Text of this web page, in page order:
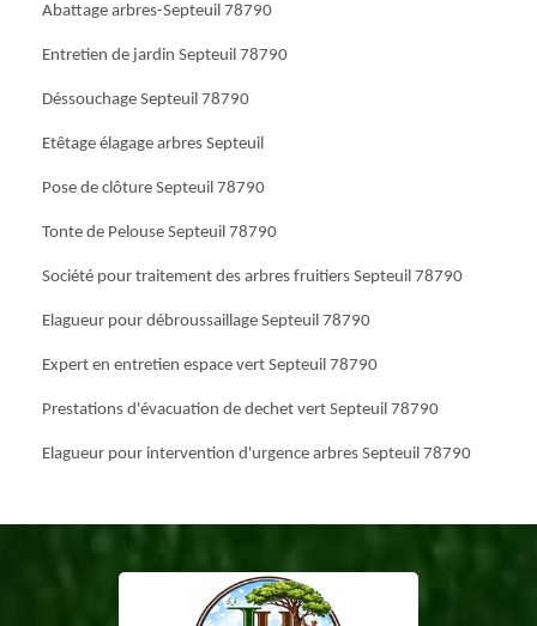
Abattage arbres-Septeuil 78790
Entretien de jardin Septeuil 78790
Déssouchage Septeuil 78790
Etêtage élagage arbres Septeuil
Pose de clôture Septeuil 78790
Tonte de Pelouse Septeuil 78790
Société pour traitement des arbres fruitiers Septeuil 78790
Elagueur pour débroussaillage Septeuil 78790
Expert en entretien espace vert Septeuil 78790
Prestations d'évacuation de dechet vert Septeuil 78790
Elagueur pour intervention d'urgence arbres Septeuil 78790